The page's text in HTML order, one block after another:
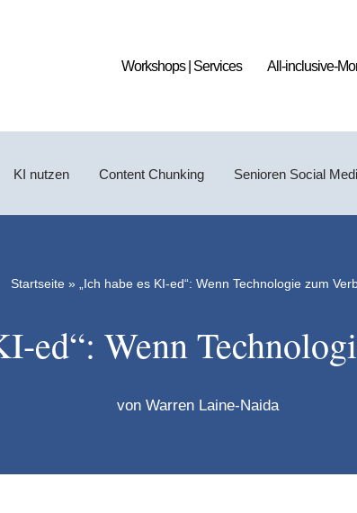
Workshops | Services All-inclusive-
KI nutzen Content Chunking Senioren Social
Startseite» „Ich habe es KI-ed“: Wenn Technologie zum
ed“: Wenn
von Warren Laine-Naida